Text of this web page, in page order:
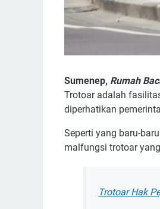
Sumenep, Rumah
Trotoar adalah
diperhatikan
Seperti yang baru-
malfungsi trotoar
Trotoar Hak